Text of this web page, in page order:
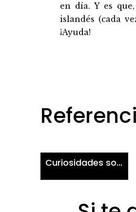
en día. Y es
islandés (cada
¡Ayuda!
Curiosidades sobre Islandia (según internet)